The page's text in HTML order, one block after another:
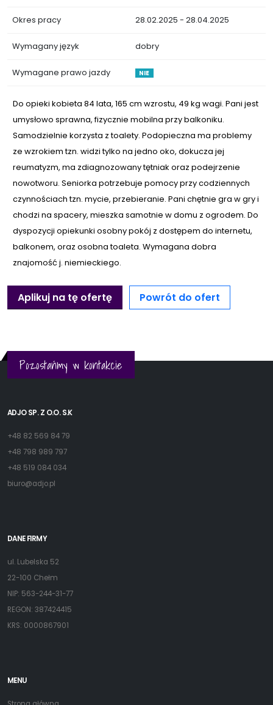
Okres pracy 28.02.2025 - 28.04.2025
Wymagany język dobry
Wymagane prawo jazdy NIE
Do opieki kobieta 84 lata, 165 cm wzrostu, 49 kg wagi. Pani jest
umysłowo sprawna, fizycznie mobilna przy balkoniku.
Samodzielnie korzysta z toalety. Podopieczna ma problemy
ze wzrokiem tzn. widzi tylko na jedno oko, dokucza jej
reumatyzm, ma zdiagnozowany tętniak oraz podejrzenie
nowotworu. Seniorka potrzebuje pomocy przy codziennych
czynnościach tzn. mycie, przebieranie. Pani chętnie gra w gry i
chodzi na spacery, mieszka samotnie w domu z ogrodem. Do
dyspozycji opiekunki osobny pokój z dostępem do internetu,
balkonem, oraz osobna toaleta. Wymagana dobra
znajomość j. niemieckiego.
Aplikuj na tę ofertę Powrót do ofert
Pozostańmy w kontakcie
ADJO SP. Z O.O. S.K
+48 82 569 84 79
+48 798 989 797
+48 519 084 034
biuro@adjo.pl
DANE FIRMY
ul. Lubelska 52
22-100 Chełm
NIP: 563-244-31-77
REGON: 387424415
KRS: 0000867901
MENU